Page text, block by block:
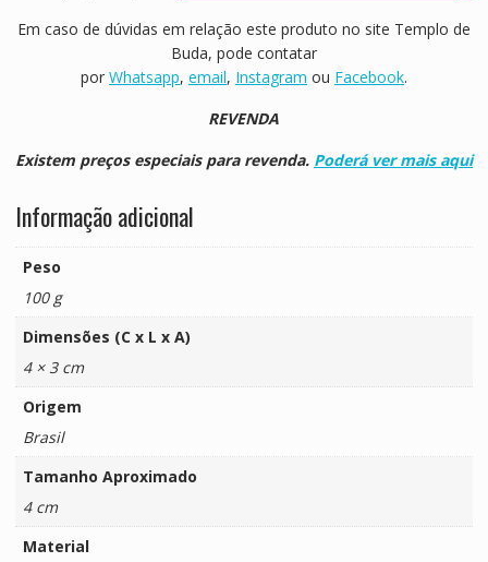
Em caso de dúvidas em relação este produto no site Templo de
Buda, pode contatar
por Whatsapp, email, Instagram ou Facebook.
REVENDA
Existem preços especiais para revenda. Poderá ver mais aqui
Informação adicional
Peso
100 g
Dimensões (C x L x A)
4 × 3 cm
Origem
Brasil
Tamanho Aproximado
4 cm
Material